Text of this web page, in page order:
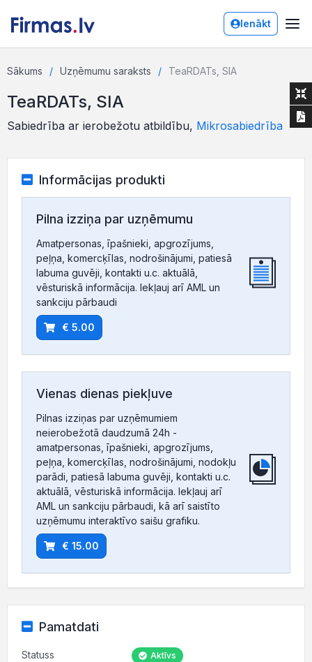
Ienākt
Sākums Uzņēmumu saraksts TeaRDATs, SIA
TeaRDATs, SIA
Sabiedrība ar ierobežotu atbildību, Mikrosabiedrība
Informācijas produkti
Pilna izziņa par uzņēmumu
Amatpersonas, īpašnieki, apgrozījums,
peļņa, komercķīlas, nodrošinājumi, patiesā
labuma guvēji, kontakti u.c. aktuālā,
vēsturiskā informācija. Iekļauj arī AML un
sankciju pārbaudi
€ 5.00
Vienas dienas piekļuve
Pilnas izziņas par uzņēmumiem
neierobežotā daudzumā 24h -
amatpersonas, īpašnieki, apgrozījums,
peļņa, komercķīlas, nodrošinājumi, nodokļu
parādi, patiesā labuma guvēji, kontakti u.c.
aktuālā, vēsturiskā informācija. Iekļauj arī
AML un sankciju pārbaudi, kā arī saistīto
uzņēmumu interaktīvo saišu grafiku.
€ 15.00
Pamatdati
Statuss Aktīvs